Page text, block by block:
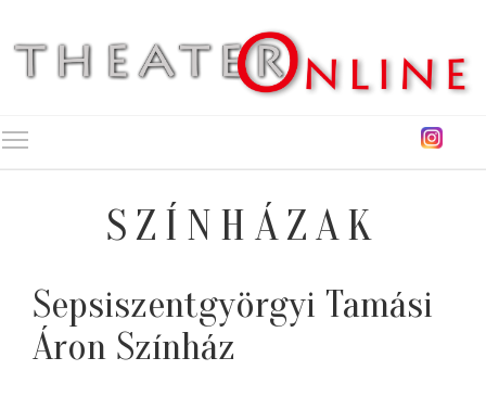
SZÍNHÁZAK
Sepsiszentgyörgyi Tamási
Áron Színház